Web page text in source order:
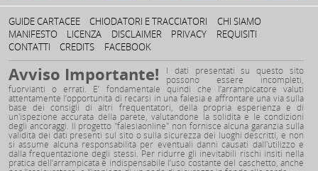
0
Abbila
6b 5–10m
Astorittu
7a 5–10m 
0
Cucuerai
6b 5–10m 
GUIDE CARTACEE CHIODATORI E TRACCIATORI
CHI SIAMO
MANIFESTO
LICENZA DISCLAIMER PRIVACY
REQUISITI
CONTATTI
CREDITS FACEBOOK
Avviso Importante! I dati presentati su questo sito
possono essere incompleti,
fuorvianti o errati. E’ fondamentale quindi che l’arrampicatore valuti
attentamente l’opportunità di recarsi in una falesia e affrontare una via sulla
base dei consigli di altri frequentatori, della propria esperienza e di
un'ispezione accurata della parete, valutandone la solidità e le condizioni
degli ancoraggi. Il progetto "falesiaonline" non fornisce alcuna garanzia sulla
validità dei dati presenti sul sito o sulla sicurezza dei luoghi descritti, e non
si assume alcuna responsabilità per eventuali danni causati dall'utilizzo e
dalla frequentazione degli stessi. Per ridurre gli inevitabili rischi insiti nella
pratica dell’arrampicata è indispensabile l’uso costante del caschetto, anche